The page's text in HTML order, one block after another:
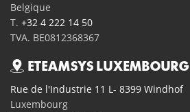
Belgique
T. +32 4 222 14 50
TVA. BE0812368367
ETEAMSYS LUXEMBOURG
Rue de l'Industrie 11 L- 8399 Windhof
Luxembourg